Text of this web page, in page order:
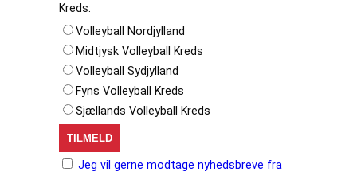
Kreds:
Volleyball Nordjylland
Midtjysk Volleyball Kreds
Volleyball Sydjylland
Fyns Volleyball Kreds
Sjællands Volleyball Kreds
Jeg vil gerne modtage nyhedsbreve fra